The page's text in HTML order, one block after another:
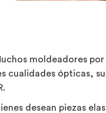
moldeadores por
cualidades ópticas,
desean piezas